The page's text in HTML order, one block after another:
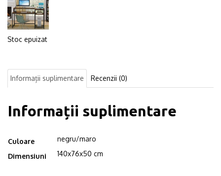
Stoc epuizat
Informații suplimentare Recenzii (0)
Informații suplimentare
Culoare negru/maro
Dimensiuni 140x76x50 cm